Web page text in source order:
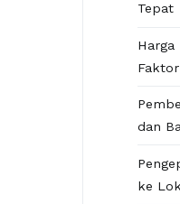
Tepat
Harga
dan
ke